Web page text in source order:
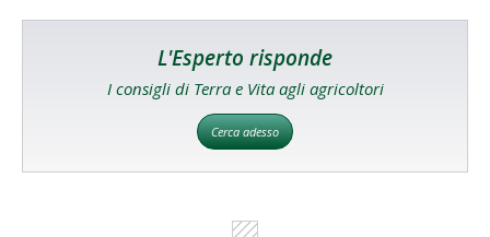
L'Esperto risponde
I consigli di Terra e Vita agli agricoltori
Cerca adesso